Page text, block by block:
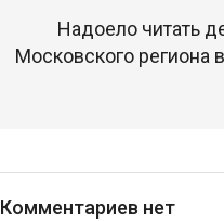
Надоело читать
Московского региона
Комментариев нет